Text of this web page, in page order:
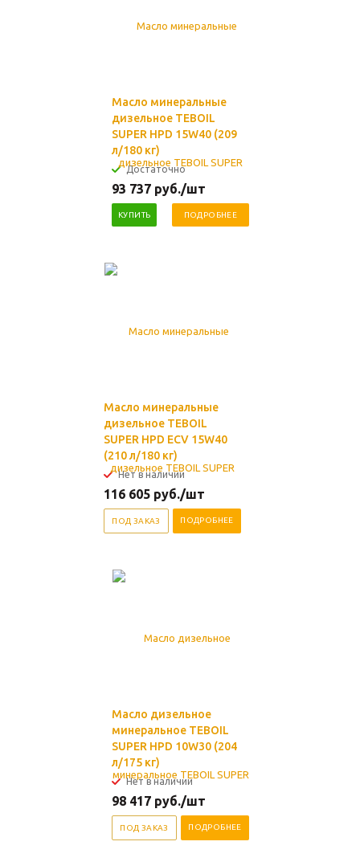
Масло минеральные
дизельное TEBOIL
SUPER HPD 15W40 (209
л/180 кг)
Достаточно
93 737 руб./шт
КУПИТЬ ПОДРОБНЕЕ
Масло минеральные
дизельное TEBOIL
SUPER HPD ECV 15W40
(210 л/180 кг)
Нет в наличии
116 605 руб./шт
ПОД ЗАКАЗ ПОДРОБНЕЕ
Масло дизельное
минеральное TEBOIL
SUPER HPD 10W30 (204
л/175 кг)
Нет в наличии
98 417 руб./шт
ПОД ЗАКАЗ ПОДРОБНЕЕ